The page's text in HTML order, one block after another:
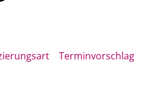
Terminvorschlag